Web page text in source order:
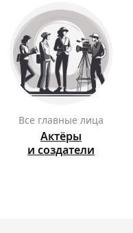
Все главные лица
Актёры
и создатели